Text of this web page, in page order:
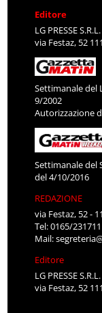
Editore
LG PRESSE S.R.L.
via Festaz, 52
Settimanale del
9/2002
Autorizzazione
Settimanale del
del 4/10/2016
REDAZIONE
via Festaz, 52 -
Tel: 0165/
Mail:
Editore
LG PRESSE S.R.L.
via Festaz, 52